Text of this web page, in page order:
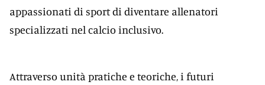
appassionati di sport di diventare allenatori
specializzati nel calcio inclusivo.
Attraverso unità pratiche e teoriche, i futuri